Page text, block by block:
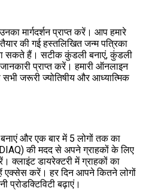
मार्गदर्शन प्राप्त करें। आप हमारे
तैयार की गई हस्तलिखित जन्म पत्रिका
सकते हैं। सटीक कुंडली बनाएं, कुंडली
प्राप्त करें। हमारी ऑनलाइन
जरूरी ज्योतिषीय और आध्यात्मिक
और एक बार में 5 लोगों तक का
की मदद से अपने ग्राहकों के लिए
क्लाइंट डायरेक्टरी में ग्राहकों का
एक्सेस करें। हर दिन आपने कितने लोगों
प्रोडक्टिविटी बढ़ाएं।